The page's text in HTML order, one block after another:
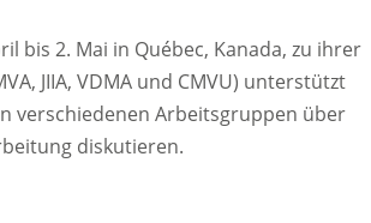
bis 2. Mai in Québec, Kanada, zu ihrer
JIIA, VDMA und CMVU) unterstützt
verschiedenen Arbeitsgruppen über
diskutieren.